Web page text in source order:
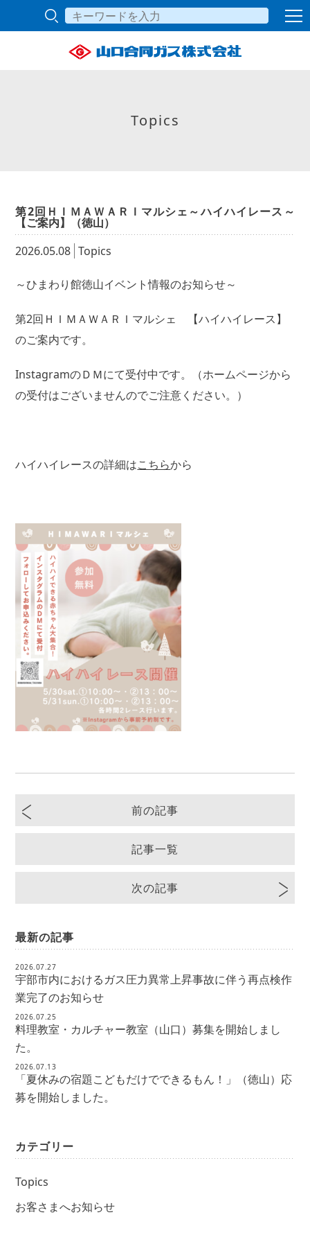
Topics
第2回ＨＩＭＡＷＡＲＩマルシェ～ハイハイレース～
【ご案内】（徳山）
2026.05.08 Topics
～ひまわり館徳山イベント情報のお知らせ～
第2回ＨＩＭＡＷＡＲＩマルシェ 【ハイハイレース】
のご案内です。
InstagramのＤＭにて受付中です。（ホームページから
の受付はございませんのでご注意ください。）
ハイハイレースの詳細はこちらから
前の記事
記事一覧
次の記事
最新の記事
2026.07.27
宇部市内におけるガス圧力異常上昇事故に伴う再点検作
業完了のお知らせ
2026.07.25
料理教室・カルチャー教室（山口）募集を開始しまし
た。
2026.07.13
「夏休みの宿題こどもだけでできるもん！」（徳山）応
募を開始しました。
カテゴリー
Topics
お客さまへお知らせ